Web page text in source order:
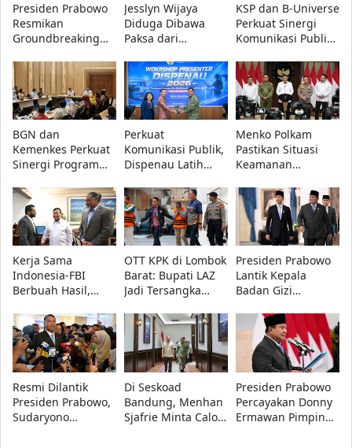
Presiden Prabowo
Resmikan
Groundbreaking
Investasi US$20,9
Miliar Dongkrak
Ekonomi Timur
Jesslyn Wijaya
Diduga Dibawa
Paksa dari
Mangga Besar,
Polisi Diminta
Ungkap Pelaku
KSP dan B-Universe
Perkuat Sinergi
Komunikasi Publik,
Akurat Kunci
Keberhasilan
Program
Pemerintah
BGN dan
Kemenkes Perkuat
Sinergi Program
Gratis, Fokus
Daerah dengan
Stunting Tinggi
Perkuat
Komunikasi Publik,
Dispenau Latih
Lewat Workshop TA
2026
Menko Polkam
Pastikan Situasi
Keamanan
Aman, Pemerintah
Siaga Hadapi
Hoaks
Kerja Sama
Indonesia-FBI
Berbuah Hasil,
Papua yang Dicuri
Berhasil
Dipulangkan
OTT KPK di Lombok
Barat: Bupati LAZ
Jadi Tersangka
Dua Orang Lain
Presiden Prabowo
Lantik Kepala
Badan Gizi
Pimpinan
Universitas
Republik Indonesia
Resmi Dilantik
Presiden Prabowo,
Sudaryono
Di Seskoad
Bandung, Menhan
Sjafrie Minta Calon
Presiden Prabowo
Percayakan Donny
Ermawan Pimpin